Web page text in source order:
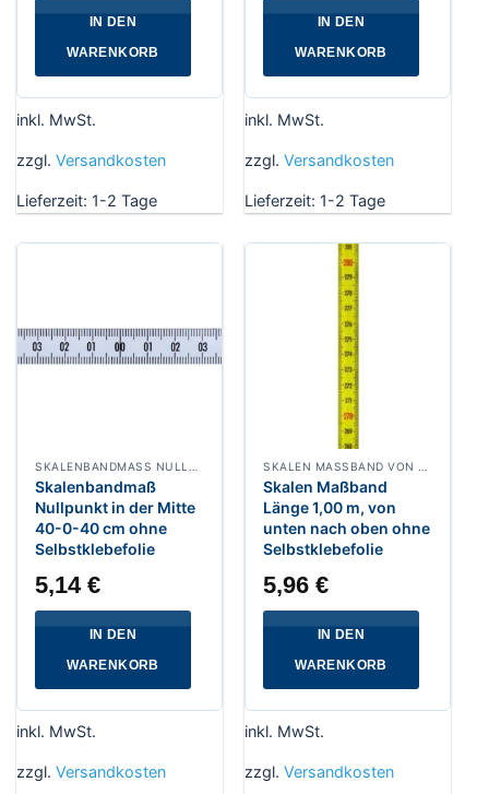
IN DEN
WARENKORB
inkl. MwSt.
zzgl. Versandkosten
Lieferzeit: 1-2 Tage
IN DEN
WARENKORB
inkl. MwSt.
zzgl. Versandkosten
Lieferzeit: 1-2 Tage
Skalenbandmaß
Nullpunkt in der Mitte
40-0-40 cm ohne
Selbstklebefolie
5,14€
IN DEN
WARENKORB
inkl. MwSt.
zzgl. Versandkosten
Skalen Maßband
Länge 1,00 m, von
unten nach oben ohne
Selbstklebefolie
5,96€
IN DEN
WARENKORB
inkl. MwSt.
zzgl. Versandkosten